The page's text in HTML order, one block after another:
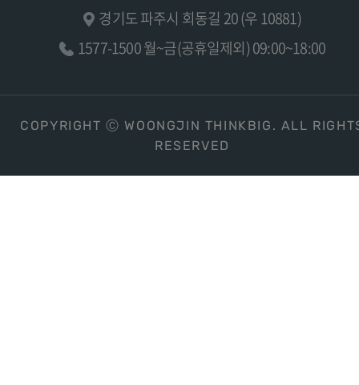
경기도 파주시 회동길 20 (우 10881)
1577-1500 월~금(공휴일제외) 09:00~18:00
COPYRIGHT Ⓒ WOONGJIN THINKBIG. ALL
RESERVED